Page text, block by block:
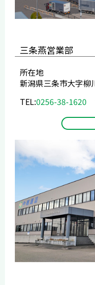
三条燕営業部
所在地
新潟県三条市大字柳
TEL:0256-38-1620